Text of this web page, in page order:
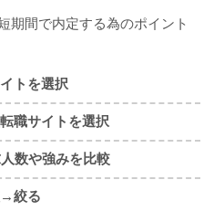
期間で内定する為のポイント
トを選択
職サイトを選択
数や強みを比較
→絞る